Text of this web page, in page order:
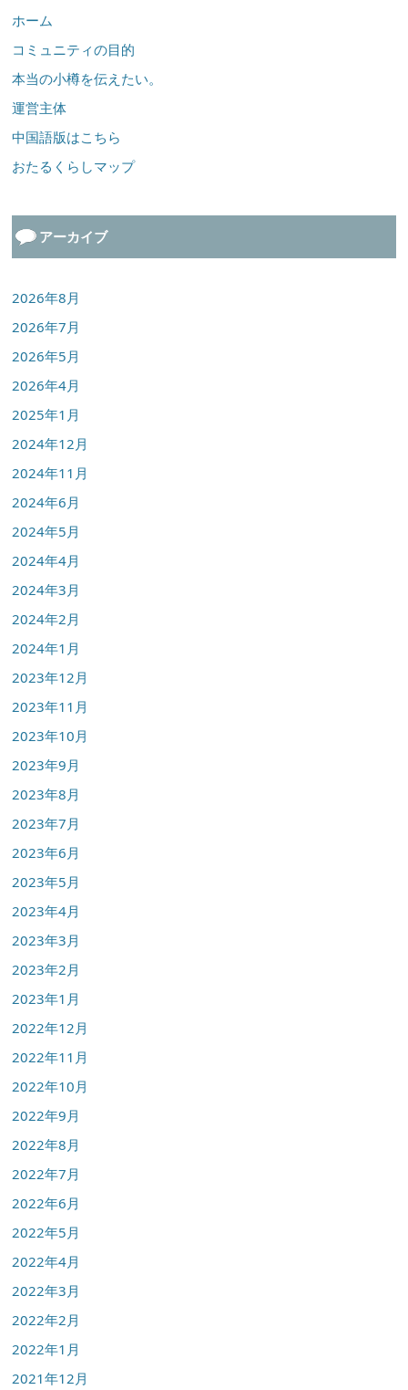
ホーム
コミュニティの目的
本当の小樽を伝えたい。
運営主体
中国語版はこちら
おたるくらしマップ
アーカイブ
2026年8月
2026年7月
2026年5月
2026年4月
2025年1月
2024年12月
2024年11月
2024年6月
2024年5月
2024年4月
2024年3月
2024年2月
2024年1月
2023年12月
2023年11月
2023年10月
2023年9月
2023年8月
2023年7月
2023年6月
2023年5月
2023年4月
2023年3月
2023年2月
2023年1月
2022年12月
2022年11月
2022年10月
2022年9月
2022年8月
2022年7月
2022年6月
2022年5月
2022年4月
2022年3月
2022年2月
2022年1月
2021年12月